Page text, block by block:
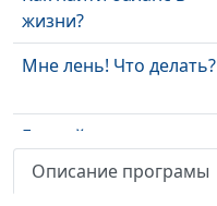
жизни?
Мне лень! Что делать?
Где найти
дополнительное
Описание програмы